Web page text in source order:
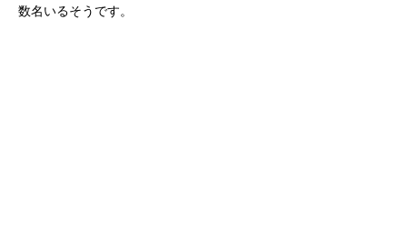
数名いるそうです。